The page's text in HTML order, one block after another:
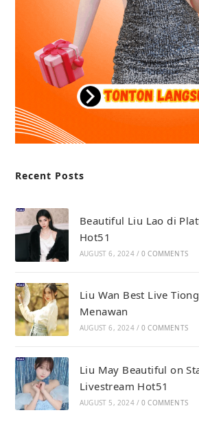
Recent Posts
Beautiful Liu Lao di
Hot51
AUGUST 6, 2024 / 0 COMMENTS
Liu Wan Best Live
Menawan
AUGUST 6, 2024 / 0 COMMENTS
Liu May Beautiful on
Livestream Hot51
AUGUST 5, 2024 / 0 COMMENTS